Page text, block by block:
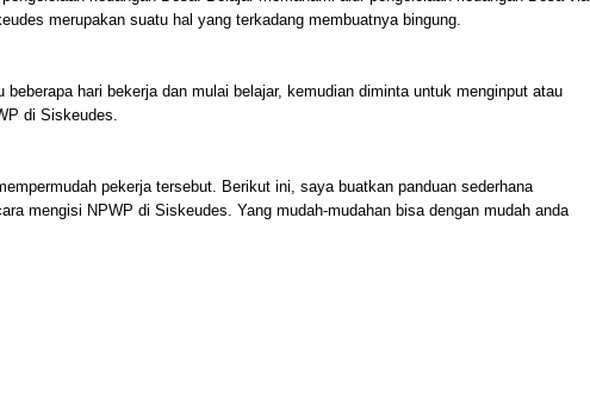
merupakan suatu hal yang terkadang membuatnya bingung.
beberapa hari bekerja dan mulai belajar, kemudian diminta untuk menginput atau
di Siskeudes.
pekerja tersebut. Berikut ini, saya buatkan panduan sederhana
mengisi NPWP di Siskeudes. Yang mudah-mudahan bisa dengan mudah anda